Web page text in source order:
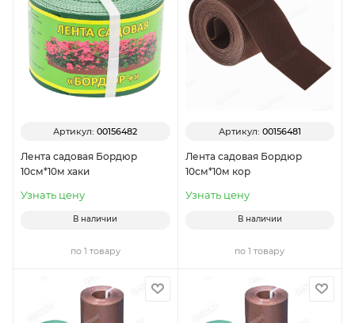
Артикул:00156482
Лента садовая Бордюр
10см*10м хаки
Узнать цену
В наличии
по 1 товару
Артикул: 00156481
Лента садовая Бордюр
10см*10м кор
Узнать цену
В наличии
по 1 товару